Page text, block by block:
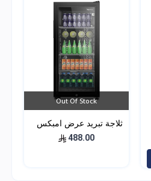
Out Of Stock
ثلاجة تبريد عرض امبكس
3 قدم – باب زجاج – اسود
488.00